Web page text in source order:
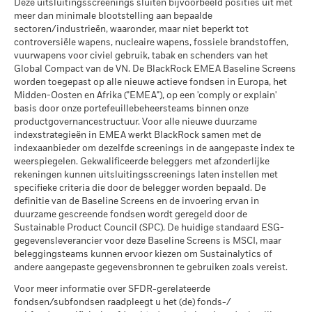
betrouwbare indicator voor toekomstige resultaten. Markten
kunnen zich in de toekomst heel anders ontwikkelen. Het kan
u helpen om te beoordelen hoe het fonds in het verleden
werd beheerd
De prestaties worden weergegeven op basis van de netto-
inventariswaarde (NIW), waarbij de bruto-inkomsten, indien
van toepassing, worden herbelegd. Het rendement van uw
belegging kan stijgen of dalen als gevolg van
valutaschommelingen als uw belegging wordt gedaan in een
andere valuta dan die gebruikt in de berekening van de
prestaties in het verleden. Bron: Blackrock
Het stressscenario laat zien wat u zou kunnen terugkrijgen in
extreme marktomstandigheden.
per 17/jul/2026
MSCI ESG % Dekking
per 17/jul/2026
MSCI ESG-kwaliteitsscore –
Percentiel peer
per 17/jul/2026
Fondsen in peergroup
per 17/jul/2026
MSCI Gewogen Gemiddelde
Koolstofintensiteit % Dekking
per 17/jul/2026
97,64
Alle data komen van MSCI ESG Fund Ratings per
17/jul/2026, op basis van posities per 31/mrt/2026. De
duurzaamheidskenmerken van het fonds kunnen bijgevolg
van tijd tot tijd verschillen van de MSCI ESG Fund Ratings.
Om in MSCI ESG Fund Ratings te worden opgenomen, moet
65% (of 50% voor obligatiefondsen en geldmarktfondsen)
van de brutoweging van het fonds komen van effecten die
per 30/jun/2026
MSCI – Oliezand
per 30/jun/2026
Betrokkenheid van
bedrijfsleven Dekking
per 30/jun/2026
Percentage niet-gedekt
Fonds
per 30/jun/2026
0,30%
De blootstellingen van BlackRock inzake betrokkenheid van
het bedrijfsleven, zoals hierboven weergegeven voor
Ketelkool en Oliezand, worden berekend en gerapporteerd
voor bedrijven die meer dan 5% van hun inkomsten
genereren uit ketelkool of oliezand zoals bepaald door MSCI
inkomsten genereren uit ketelkool of oliezand (met een
inkomstendrempel van 0%), zoals bepaald door MSCI ESG
Deze uitsluitingsscreenings sluiten bijvoorbeeld posities uit met
meer dan minimale blootstelling aan bepaalde
sectoren/industrieën, waaronder, maar niet beperkt tot
controversiële wapens, nucleaire wapens, fossiele brandstoffen,
vuurwapens voor civiel gebruik, tabak en schenders van het
Global Compact van de VN. De BlackRock EMEA Baseline Screens
worden toegepast op alle nieuwe actieve fondsen in Europa, het
Midden-Oosten en Afrika ("EMEA"), op een 'comply or explain'
basis door onze portefeuillebeheersteams binnen onze
productgovernancestructuur. Voor alle nieuwe duurzame
indexstrategieën in EMEA werkt BlackRock samen met de
indexaanbieder om dezelfde screenings in de aangepaste index te
weerspiegelen. Gekwalificeerde beleggers met afzonderlijke
rekeningen kunnen uitsluitingsscreenings laten instellen met
specifieke criteria die door de belegger worden bepaald. De
definitie van de Baseline Screens en de invoering ervan in
duurzame gescreende fondsen wordt geregeld door de
Sustainable Product Council (SPC). De huidige standaard ESG-
gegevensleverancier voor deze Baseline Screens is MSCI, maar
beleggingsteams kunnen ervoor kiezen om Sustainalytics of
andere aangepaste gegevensbronnen te gebruiken zoals vereist.
Voor meer informatie over SFDR-gerelateerde
fondsen/subfondsen raadpleegt u het (de) fonds-/